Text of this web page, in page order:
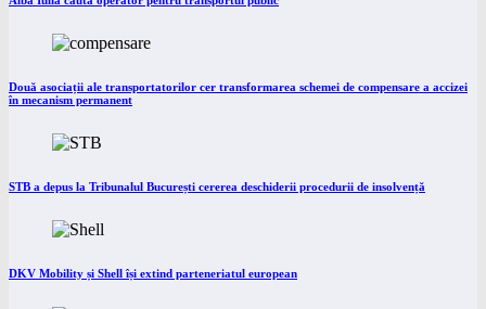
Două asociații ale transportatorilor cer transformarea schemei de compensare a accizei
în mecanism permanent
STB a depus la Tribunalul București cererea deschiderii procedurii de insolvență
DKV Mobility și Shell își extind parteneriatul european